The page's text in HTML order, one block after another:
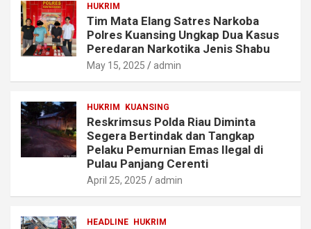
HUKRIM
Tim Mata Elang Satres Narkoba
Polres Kuansing Ungkap Dua Kasus
Peredaran Narkotika Jenis Shabu
May 15, 2025 admin
HUKRIM KUANSING
Reskrimsus Polda Riau Diminta
Segera Bertindak dan Tangkap
Pelaku Pemurnian Emas Ilegal di
Pulau Panjang Cerenti
April 25, 2025 admin
HEADLINE HUKRIM